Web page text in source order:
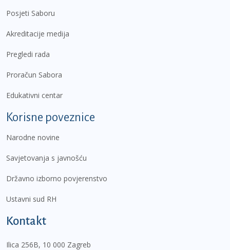
Posjeti Saboru
Akreditacije medija
Pregledi rada
Proračun Sabora
Edukativni centar
Korisne poveznice
Narodne novine
Savjetovanja s javnošću
Državno izborno povjerenstvo
Ustavni sud RH
Kontakt
Ilica 256B, 10 000 Zagreb